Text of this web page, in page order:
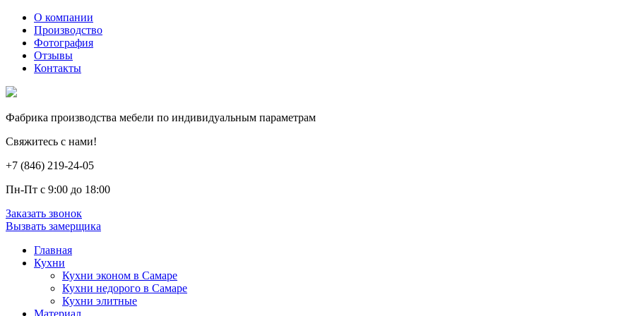
О компании
Производство
Фотография
Отзывы
Контакты
Фабрика производства мебели по индивидуальным параметрам
Свяжитесь с нами!
+7 (846) 219-24-05
Пн-Пт с 9:00 до 18:00
Заказать звонок
Вызвать замерщика
Главная
Кухни
Кухни эконом в Самаре
Кухни недорого в Самаре
Кухни элитные
Материал